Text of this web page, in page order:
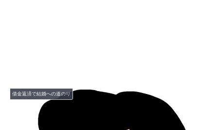
借金返済で結婚への道のり